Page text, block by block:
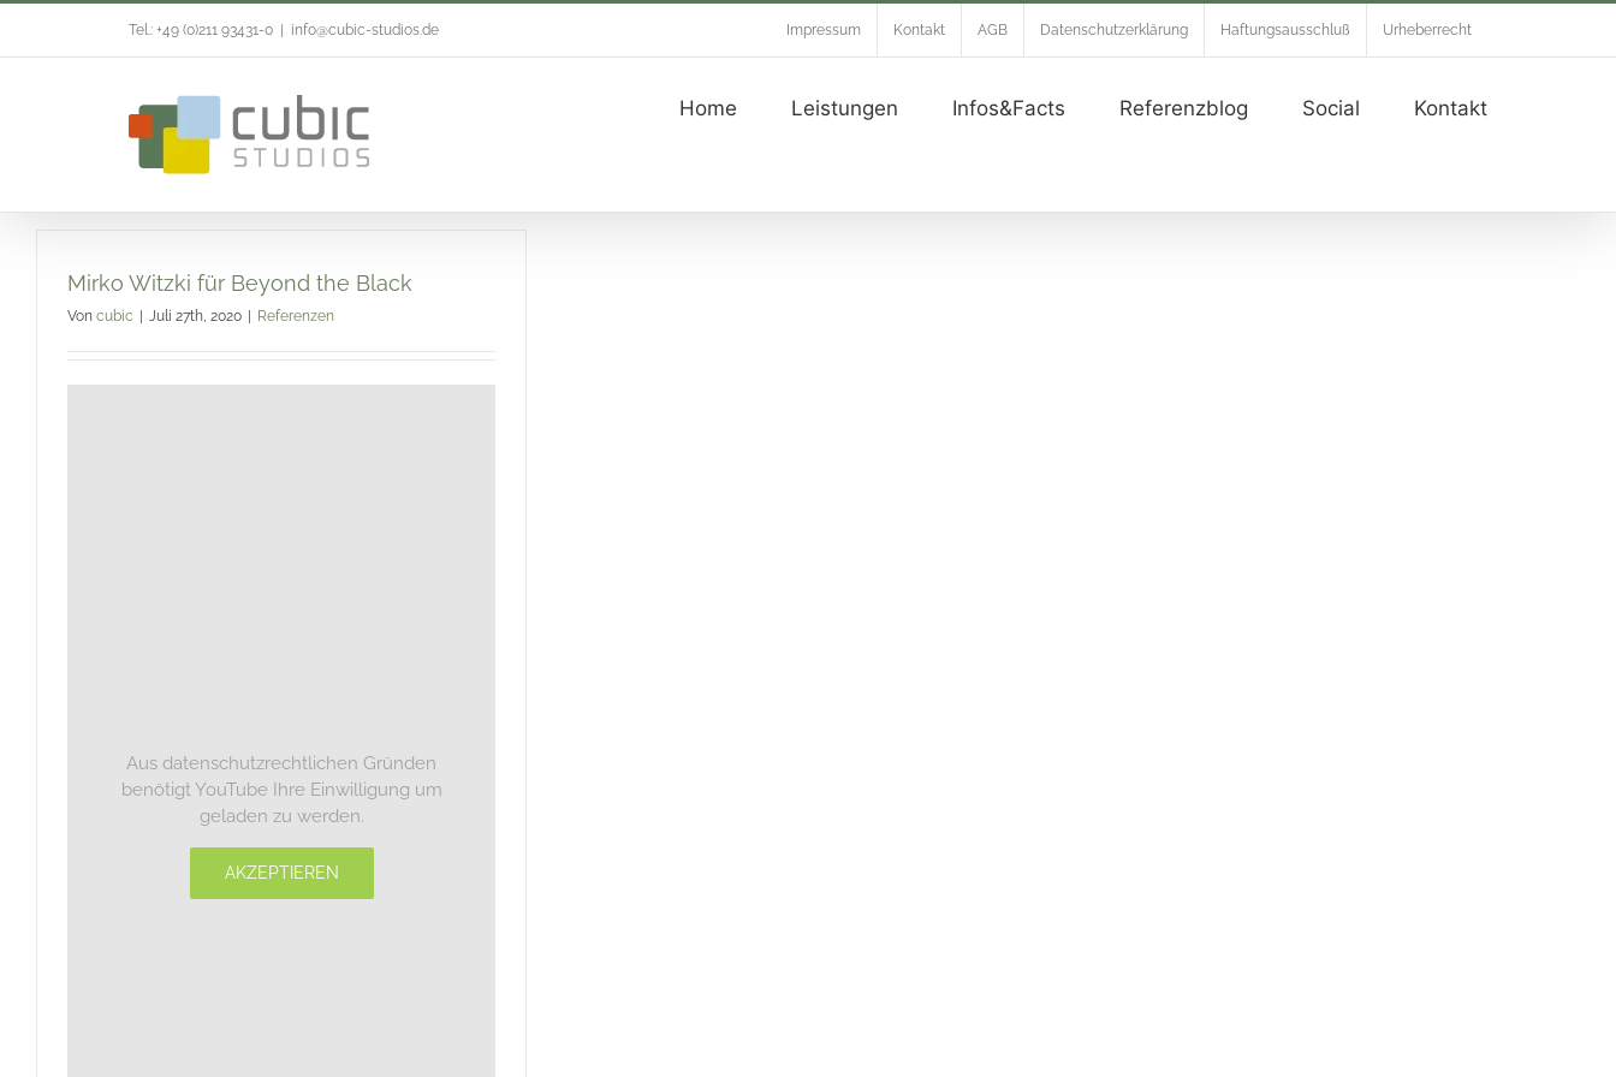
springen
Tel.: +49 (0)211 93431-0 info@cubic-studios.de Impressum Kontakt AGB Datenschutzerklärung Haftungsausschluß Urheberrecht
Home Leistungen Infos&Facts Referenzblog Social Kontakt
Mirko Witzki für Beyond the Black
Von cubic Juli 27th, 2020 Referenzen
Aus datenschutzrechtlichen Gründen
benötigt YouTube Ihre Einwilligung um
geladen zu werden.
AKZEPTIEREN